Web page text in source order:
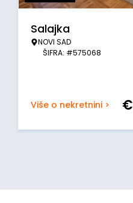
Salajka
NOVI SAD
ŠIFRA: #575068
Više o nekretnini > €